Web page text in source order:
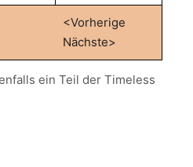
<Vorherige
Nächste>
ein Teil der Timeless